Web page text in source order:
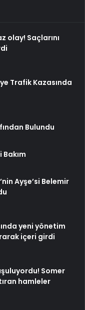
olay! Saçlarını
Trafik Kazasında
Bulundu
Ayşe’si Belemir
yeni yönetim
içeri girdi
Somer
hamleler